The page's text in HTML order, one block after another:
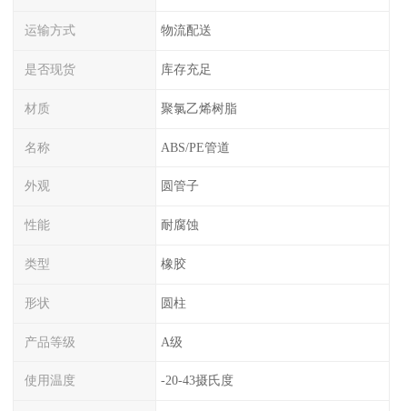
运输方式 物流配送
是否现货 库存充足
材质 聚氯乙烯树脂
名称 ABS/PE管道
外观 圆管子
性能 耐腐蚀
类型 橡胶
形状 圆柱
产品等级 A级
使用温度 -20-43摄氏度